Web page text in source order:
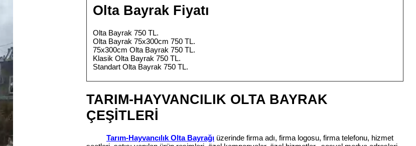
Olta Bayrak Fiyatı
Olta Bayrak 750 TL.
Olta Bayrak 75x300cm 750 TL.
75x300cm Olta Bayrak 750 TL.
Klasik Olta Bayrak 750 TL.
Standart Olta Bayrak 750 TL.
TARIM-HAYVANCILIK OLTA BAYRAK
ÇEŞİTLERİ
Tarım-Hayvancılık Olta Bayrağı üzerinde firma adı, firma logosu, firma telefonu, hizmet